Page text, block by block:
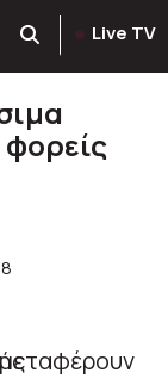
Live TV